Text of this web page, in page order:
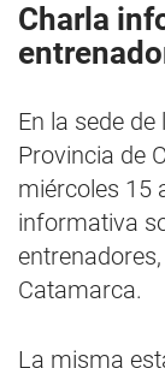
Charla
En la sede
Provincia de
miércoles 15
informativa
Catamarca.
La misma